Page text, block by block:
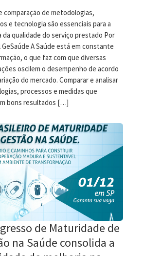
comparação de metodologias,
e tecnologia são essenciais para a
da qualidade do serviço prestado Por
A Saúde está em constante
o que faz com que diversas
oscilem o desempenho de acordo
do mercado. Comparar e analisar
processos e medidas que
bons resultados […]
de Maturidade de
na Saúde consolida a